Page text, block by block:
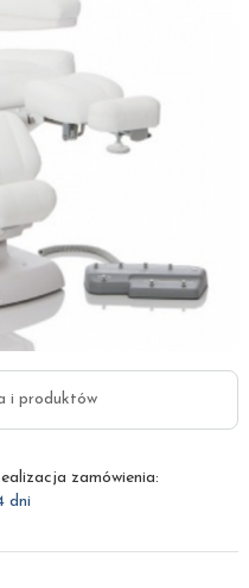
i produktów
zamówienia:
dni